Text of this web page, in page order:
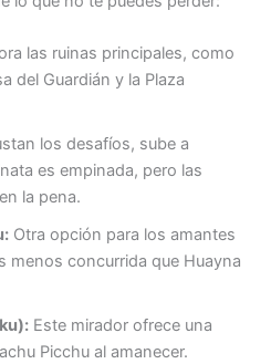
las ruinas principales, como
del Guardián y la Plaza
los desafíos, sube a
es empinada, pero las
la pena.
Otra opción para los amantes
menos concurrida que Huayna
Este mirador ofrece una
Picchu al amanecer.